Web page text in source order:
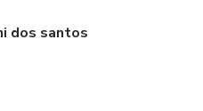
dos santos